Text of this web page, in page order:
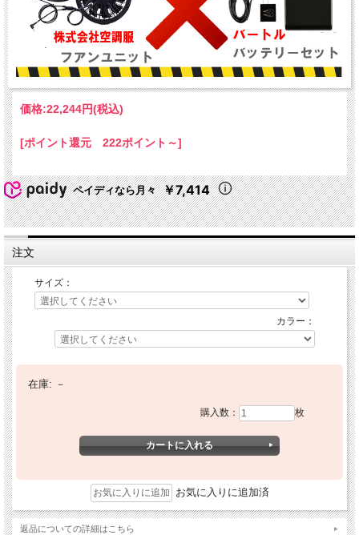
価格:22,244円(税込)
[ポイント還元 222ポイント～]
ペイディなら月々 ￥7,414
注文
サイズ：
カラー：
在庫: －
購入数： 枚
お気に入りに追加済
返品についての詳細はこちら